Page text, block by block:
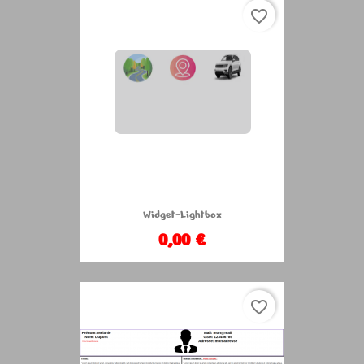
Widget-Lightbox
0,00 €
favorite_border
favorite_border